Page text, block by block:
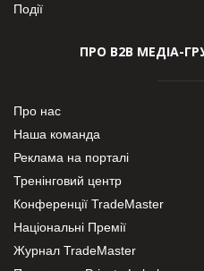
Події
ПРО В2В МЕДІА-
Про нас
Наша команда
Реклама на порталі
Тренінговий центр
Конференції TradeMaster
Національні Премії
Журнал TradeMaster